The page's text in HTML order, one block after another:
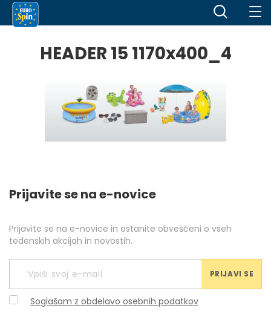
HEADER 15 1170x400_4
Prijavite se na e-novice
Prijavite se na e-novice in ostanite obveščeni o vseh
tedenskih akcijah in novostih.
PRIJAVI SE
Soglašam z obdelavo osebnih podatkov